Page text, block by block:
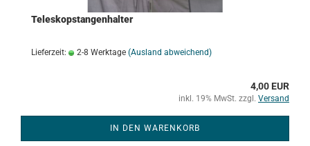
Teleskopstangenhalter
Lieferzeit: 2-8 Werktage (Ausland abweichend)
4,00 EUR
inkl. 19% MwSt. zzgl. Versand
IN DEN WARENKORB